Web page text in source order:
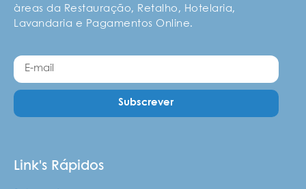
àreas da Restauração, Retalho, Hotelaria,
Lavandaria e Pagamentos Online.
Subscrever
Link's Rápidos